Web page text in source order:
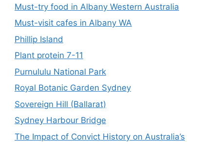
Must-try food in Albany Western Australia
Must-visit cafes in Albany WA
Phillip Island
Plant protein 7-11
Purnululu National Park
Royal Botanic Garden Sydney
Sovereign Hill (Ballarat)
Sydney Harbour Bridge
The Impact of Convict History on Australia’s